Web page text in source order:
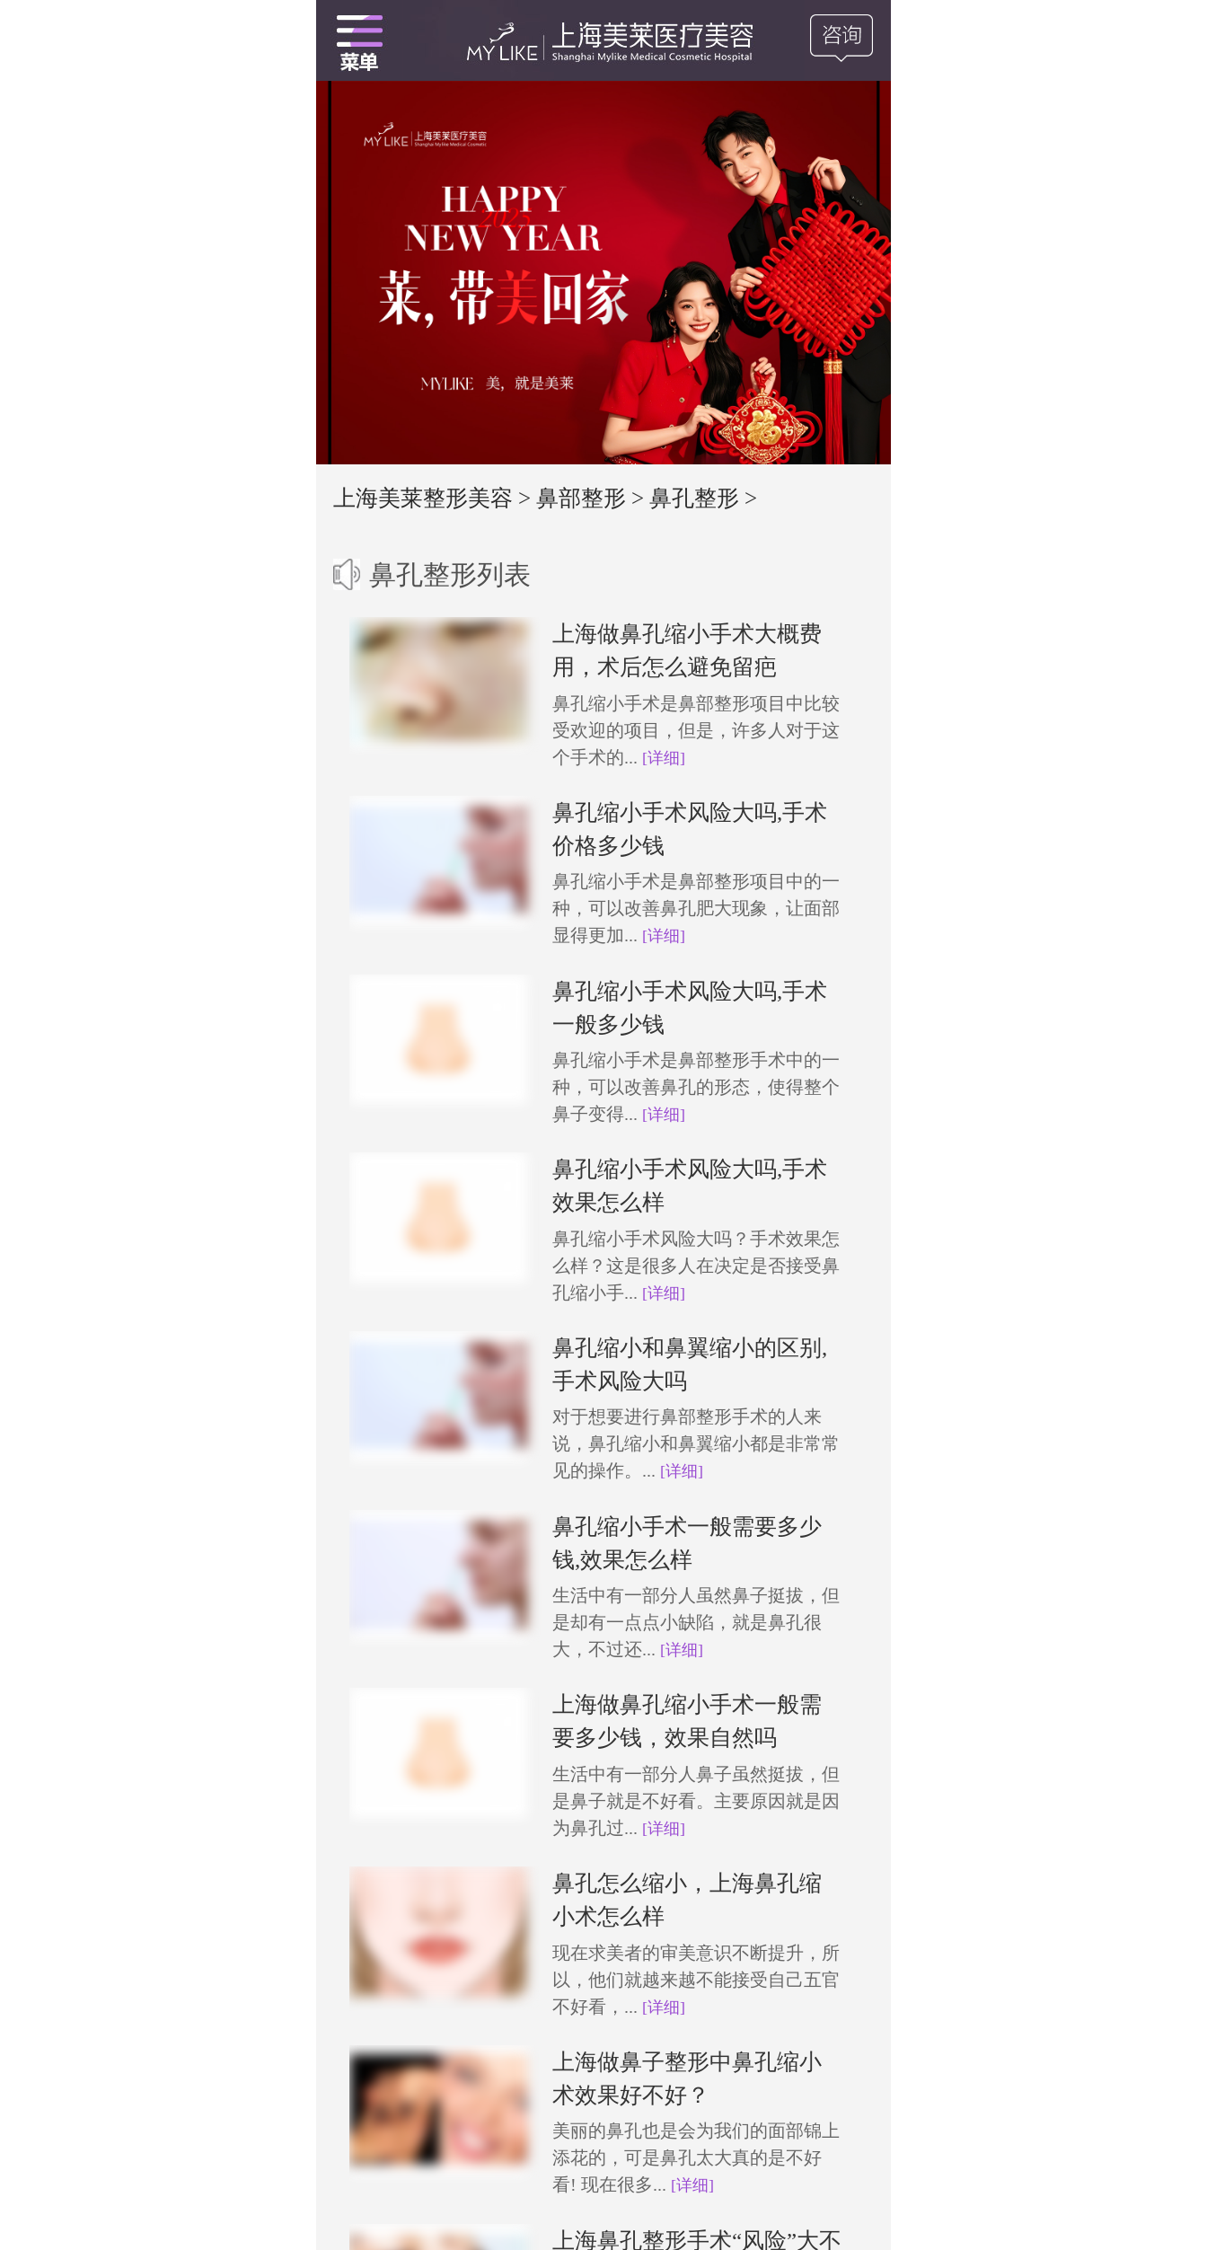
上海美莱整形美容 >鼻部整形 >鼻孔整形 >
鼻孔整形列表
上海做鼻孔缩小手术大概费
用，术后怎么避免留疤
鼻孔缩小手术是鼻部整形项目中比较
受欢迎的项目，但是，许多人对于这
个手术的... [详细]
鼻孔缩小手术风险大吗,手术
价格多少钱
鼻孔缩小手术是鼻部整形项目中的一
种，可以改善鼻孔肥大现象，让面部
显得更加... [详细]
鼻孔缩小手术风险大吗,手术
一般多少钱
鼻孔缩小手术是鼻部整形手术中的一
种，可以改善鼻孔的形态，使得整个
鼻子变得... [详细]
鼻孔缩小手术风险大吗,手术
效果怎么样
鼻孔缩小手术风险大吗？手术效果怎
么样？这是很多人在决定是否接受鼻
孔缩小手... [详细]
鼻孔缩小和鼻翼缩小的区别,
手术风险大吗
对于想要进行鼻部整形手术的人来
说，鼻孔缩小和鼻翼缩小都是非常常
见的操作。... [详细]
鼻孔缩小手术一般需要多少
钱,效果怎么样
生活中有一部分人虽然鼻子挺拔，但
是却有一点点小缺陷，就是鼻孔很
大，不过还... [详细]
上海做鼻孔缩小手术一般需
要多少钱，效果自然吗
生活中有一部分人鼻子虽然挺拔，但
是鼻子就是不好看。主要原因就是因
为鼻孔过... [详细]
鼻孔怎么缩小，上海鼻孔缩
小术怎么样
现在求美者的审美意识不断提升，所
以，他们就越来越不能接受自己五官
不好看，... [详细]
上海做鼻子整形中鼻孔缩小
术效果好不好？
美丽的鼻孔也是会为我们的面部锦上
添花的，可是鼻孔太大真的是不好
看! 现在很多... [详细]
上海鼻孔整形手术“风险”大不